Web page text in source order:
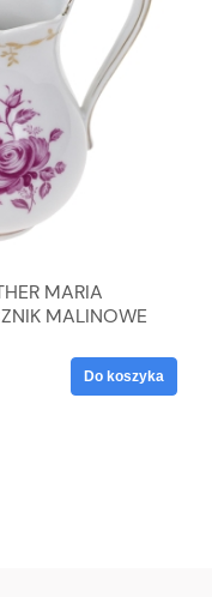
MARIA
MALINOWE
Do koszyka